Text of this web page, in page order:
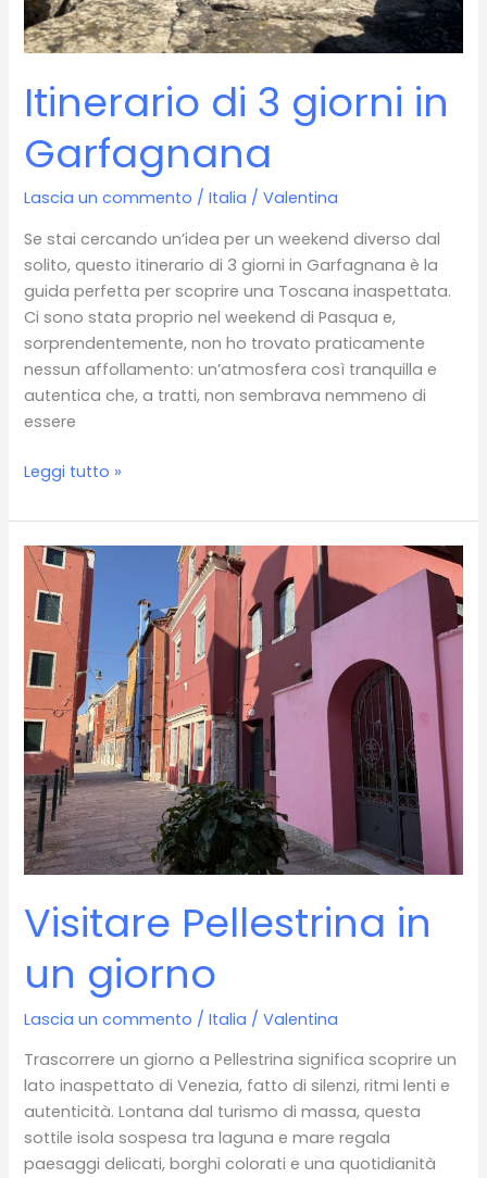
Itinerario di 3 giorni in
Garfagnana
Lascia un commento /Italia /Valentina
Se stai cercando un’idea per un weekend diverso dal
solito, questo itinerario di 3 giorni in Garfagnana è la
guida perfetta per scoprire una Toscana inaspettata.
Ci sono stata proprio nel weekend di Pasqua e,
sorprendentemente, non ho trovato praticamente
nessun affollamento: un’atmosfera così tranquilla e
autentica che, a tratti, non sembrava nemmeno di
essere
Itinerario
3
giorni
in
Garfagnana
Leggi tutto »
Visitare Pellestrina in
un giorno
Lascia un commento /Italia /Valentina
Trascorrere un giorno a Pellestrina significa scoprire un
lato inaspettato di Venezia, fatto di silenzi, ritmi lenti e
autenticità. Lontana dal turismo di massa, questa
sottile isola sospesa tra laguna e mare regala
paesaggi delicati, borghi colorati e una quotidianità